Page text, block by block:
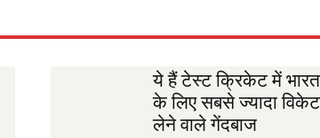
ये हैं टेस्ट क्रिकेट में भारत
के लिए सबसे ज्यादा विकेट
लेने वाले गेंदबाज